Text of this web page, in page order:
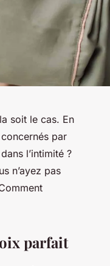
soit le cas. En
par
l’intimité ?
n’ayez pas
parfait